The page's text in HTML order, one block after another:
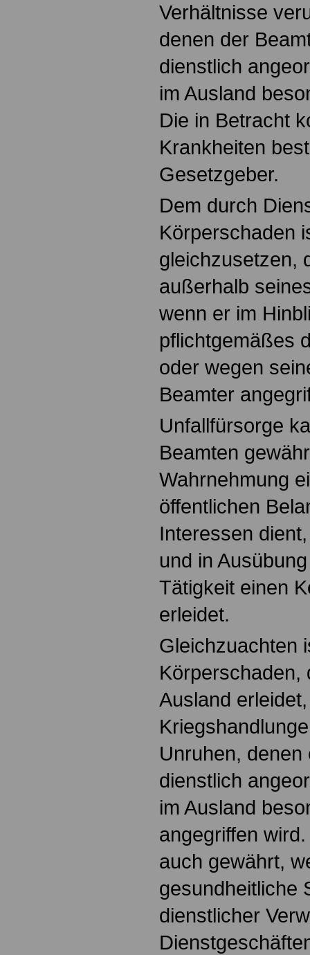
Verhältnisse
denen der
dienstlich
im Ausland
Die in Betracht
Krankheiten
Gesetzgeber.
Dem durch
Körperschaden
gleichzusetzen,
außerhalb
wenn er im
pflichtgemäßes
oder wegen
Beamter
Unfallfürsorge
Beamten
Wahrnehmung
öffentlichen
Interessen
und in
Tätigkeit einen
erleidet.
Gleichzuachten
Körperschaden,
Ausland
Unruhen,
dienstlich
im Ausland
angegriffen
auch gewährt,
gesundheitliche
dienstlicher